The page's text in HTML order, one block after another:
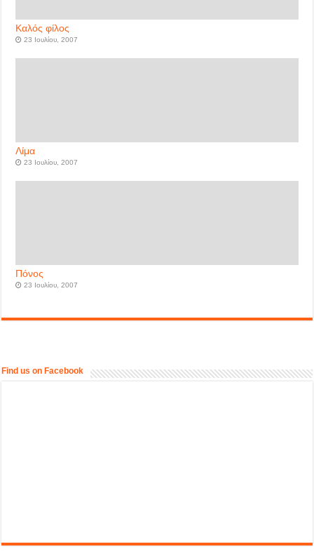
Καλός φίλος
23 Ιουλίου, 2007
Λίμα
23 Ιουλίου, 2007
Πόνος
23 Ιουλίου, 2007
Find us on Facebook